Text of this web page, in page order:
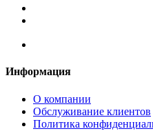
Информация
О компании
Обслуживание клиентов
Политика